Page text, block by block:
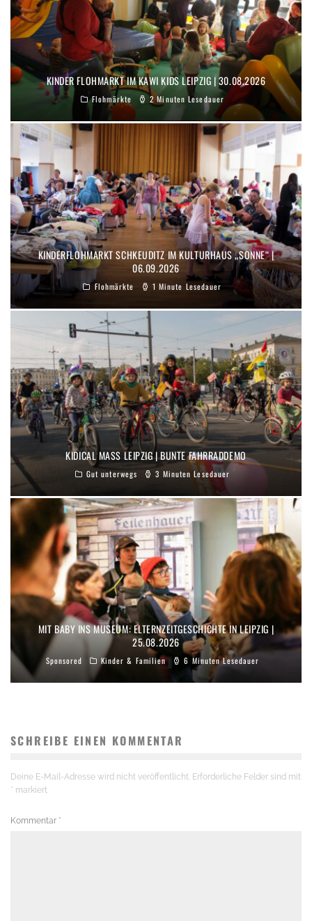
KINDER FLOHMARKT IM KAWI KIDS LEIPZIG | 30.08.2026
Flohmärkte 2 Minuten Lesedauer
KINDERFLOHMARKT SCHKEUDITZ IM KULTURHAUS „SONNE“ |
06.09.2026
Flohmärkte 1 Minute Lesedauer
KIDICAL MASS LEIPZIG | BUNTE FAHRRADDEMO
Gut unterwegs 3 Minuten Lesedauer
MIT BABY INS MUSEUM: ELTERNZEITGESCHICHTE IN LEIPZIG |
25.08.2026
Sponsored Kinder & Familien 6 Minuten Lesedauer
SCHREIBE EINEN KOMMENTAR
Deine E-Mail-Adresse wird nicht veröffentlicht. Erforderliche Felder sind mit
* markiert
Kommentar *